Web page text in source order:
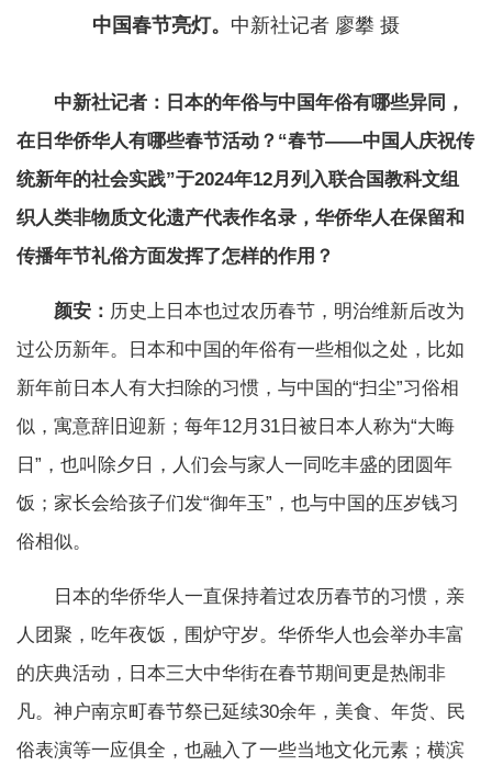
中国春节亮灯。 中新社记者 廖攀 摄
中新社记者：日本的年俗与中国年俗有哪些异同，
在日华侨华人有哪些春节活动？“春节——中国人庆祝传
统新年的社会实践”于2024年12月列入联合国教科文组
织人类非物质文化遗产代表作名录，华侨华人在保留和
传播年节礼俗方面发挥了怎样的作用？
颜安： 历史上日本也过农历春节，明治维新后改为
过公历新年。日本和中国的年俗有一些相似之处，比如
新年前日本人有大扫除的习惯，与中国的“扫尘”习俗相
似，寓意辞旧迎新；每年12月31日被日本人称为“大晦
日”，也叫除夕日，人们会与家人一同吃丰盛的团圆年
饭；家长会给孩子们发“御年玉”，也与中国的压岁钱习
俗相似。
日本的华侨华人一直保持着过农历春节的习惯，亲
人团聚，吃年夜饭，围炉守岁。华侨华人也会举办丰富
的庆典活动，日本三大中华街在春节期间更是热闹非
凡。神户南京町春节祭已延续30余年，美食、年货、民
俗表演等一应俱全，也融入了一些当地文化元素；横滨